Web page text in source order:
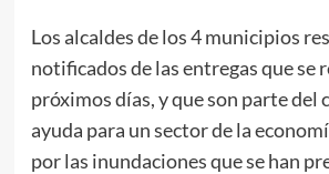
Los alcaldes de los 4 municipios
notificados de las entregas que se
próximos días, y que son parte del
ayuda para un sector de la
por las inundaciones que se han